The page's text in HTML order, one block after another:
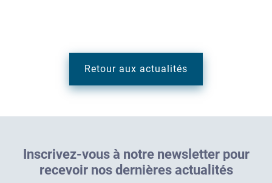
Retour aux actualités
Inscrivez-vous à notre newsl etter pour
recevoir nos dernières actua ités